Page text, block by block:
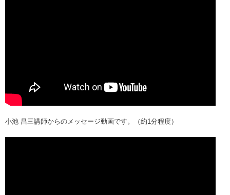
小池 昌三講師からのメッセージ動画です。（約1分程度）